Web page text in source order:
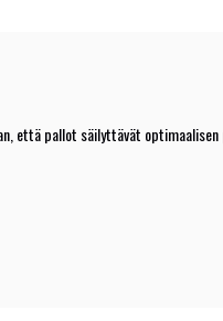
että pallot säilyttävät